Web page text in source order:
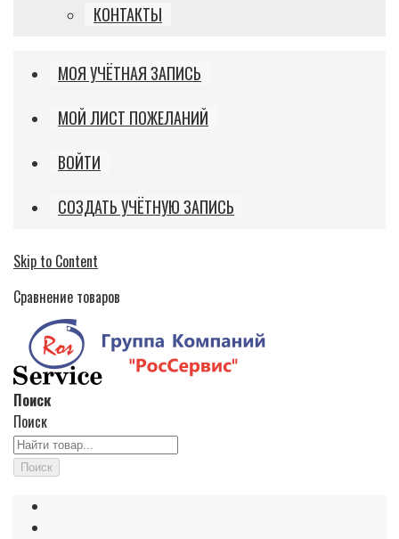
КОНТАКТЫ
МОЯ УЧЁТНАЯ ЗАПИСЬ
МОЙ ЛИСТ ПОЖЕЛАНИЙ
ВОЙТИ
СОЗДАТЬ УЧЁТНУЮ ЗАПИСЬ
Skip to Content
Сравнение товаров
Поиск
Поиск
Поиск